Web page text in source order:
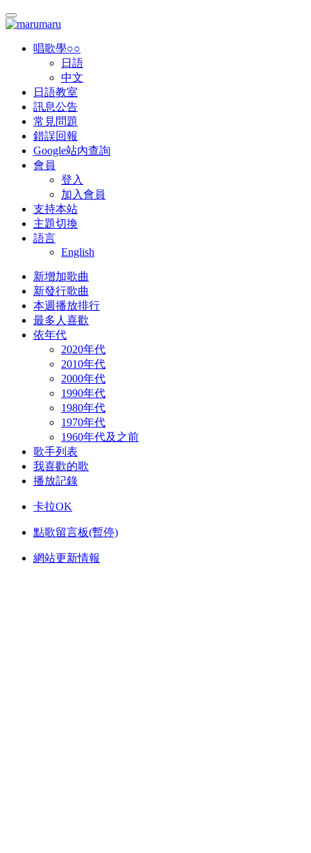
唱歌學○○
日語
中文
日語教室
訊息公告
常見問題
錯誤回報
Google站內查詢
會員
登入
加入會員
支持本站
主題切換
語言
English
新增加歌曲
新發行歌曲
本週播放排行
最多人喜歡
依年代
2020年代
2010年代
2000年代
1990年代
1980年代
1970年代
1960年代及之前
歌手列表
我喜歡的歌
播放記錄
卡拉OK
點歌留言板(暫停)
網站更新情報